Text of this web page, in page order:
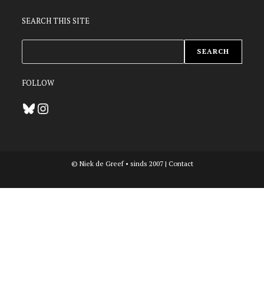
SEARCH THIS SITE
SEARCH
FOLLOW
BlueskyInstagram
© Niek de Greef • sinds 2007 | Contact